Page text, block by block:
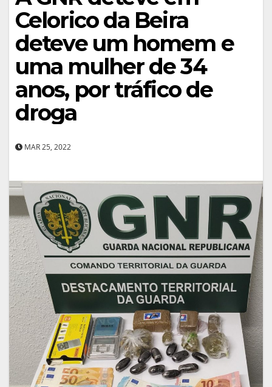
Celorico da Beira
deteve um homem e
uma mulher de 34
anos, por tráfico de
droga
MAR 25, 2022